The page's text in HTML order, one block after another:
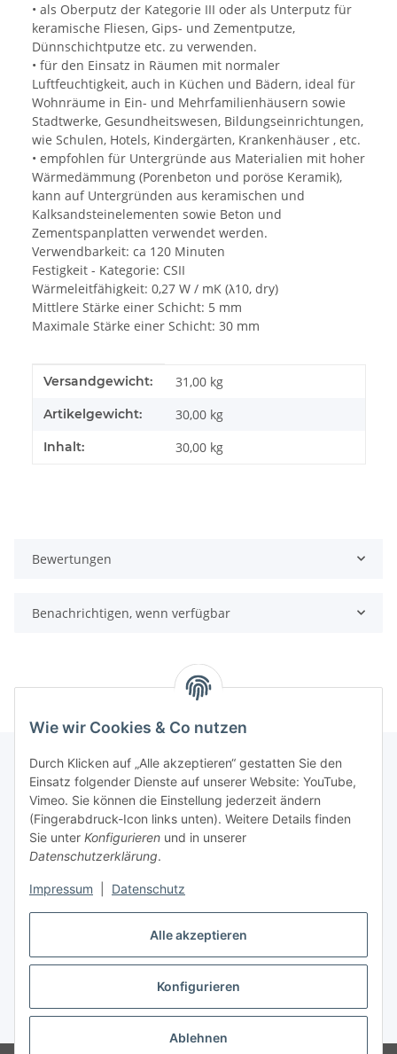
Alle akzeptieren
Konfigurieren
Ablehnen
Wie wir Cookies & Co nutzen
Durch Klicken auf „Alle akzeptieren“ gestatten Sie den
Einsatz folgender Dienste auf unserer Website: YouTube,
Vimeo. Sie können die Einstellung jederzeit ändern
(Fingerabdruck-Icon links unten). Weitere Details finden
Sie unter Konfigurieren und in unserer
Datenschutzerklärung.
Impressum Datenschutz
• als Oberputz der Kategorie III oder als Unterputz für
keramische Fliesen, Gips- und Zementputze,
Dünnschichtputze etc. zu verwenden.
• für den Einsatz in Räumen mit normaler
Luftfeuchtigkeit, auch in Küchen und Bädern, ideal für
Wohnräume in Ein- und Mehrfamilienhäusern sowie
Stadtwerke, Gesundheitswesen, Bildungseinrichtungen,
wie Schulen, Hotels, Kindergärten, Krankenhäuser , etc.
• empfohlen für Untergründe aus Materialien mit hoher
Wärmedämmung (Porenbeton und poröse Keramik),
kann auf Untergründen aus keramischen und
Kalksandsteinelementen sowie Beton und
Zementspanplatten verwendet werden.
Verwendbarkeit: ca 120 Minuten
Festigkeit - Kategorie: CSII
Wärmeleitfähigkeit: 0,27 W / mK (λ10, dry)
Mittlere Stärke einer Schicht: 5 mm
Maximale Stärke einer Schicht: 30 mm
Produkteigenschaft
Wert
Versandgewicht: 31,00 kg
Artikelgewicht: 30,00 kg
Inhalt: 30,00 kg
Bewertungen
Benachrichtigen, wenn verfügbar
Informationen
Gesetzliche Informationen
Vertrag widerrufen
* Alle Preise inkl. gesetzlicher USt., zzgl.Versand